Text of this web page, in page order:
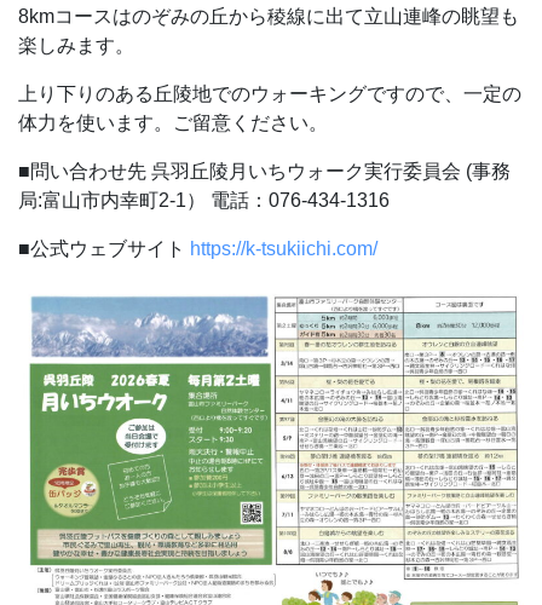
8kmコースはのぞみの丘から稜線に出て立山連峰の眺望も
楽しみます。
上り下りのある丘陵地でのウォーキングですので、一定の
体力を使います。ご留意ください。
■問い合わせ先 呉羽丘陵月いちウォーク実行委員会 (事務
局:富山市内幸町2-1）
電話：076-434-1316
■公式ウェブサイト https://k-tsukiichi.com/